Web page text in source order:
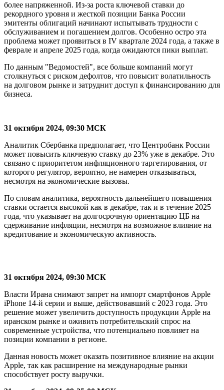
более напряженной. Из-за роста ключевой ставки до
рекордного уровня и жесткой позиции Банка России
эмитенты облигаций начинают испытывать трудности с
обслуживанием и погашением долгов. Особенно остро эта
проблема может проявиться в IV квартале 2024 года, а также в
феврале и апреле 2025 года, когда ожидаются пики выплат.
По данным "Ведомостей", все больше компаний могут
столкнуться с риском дефолтов, что повысит волатильность
на долговом рынке и затруднит доступ к финансированию для
бизнеса.
31 октября 2024, 09:30 МСК
Аналитик Сбербанка предполагает, что Центробанк России
может повысить ключевую ставку до 23% уже в декабре. Это
связано с приоритетом инфляционного таргетирования, от
которого регулятор, вероятно, не намерен отказываться,
несмотря на экономические вызовы.
По словам аналитика, вероятность дальнейшего повышения
ставки остается высокой как в декабре, так и в течение 2025
года, что указывает на долгосрочную ориентацию ЦБ на
сдерживание инфляции, несмотря на возможное влияние на
кредитование и экономическую активность.
31 октября 2024, 09:30 МСК
Власти Ирана снимают запрет на импорт смартфонов Apple
iPhone 14-й серии и выше, действовавший с 2023 года. Это
решение может увеличить доступность продукции Apple на
иранском рынке и оживить потребительский спрос на
современные устройства, что потенциально повлияет на
позиции компании в регионе.
Данная новость может оказать позитивное влияние на акции
Apple, так как расширение на международные рынки
способствует росту выручки.